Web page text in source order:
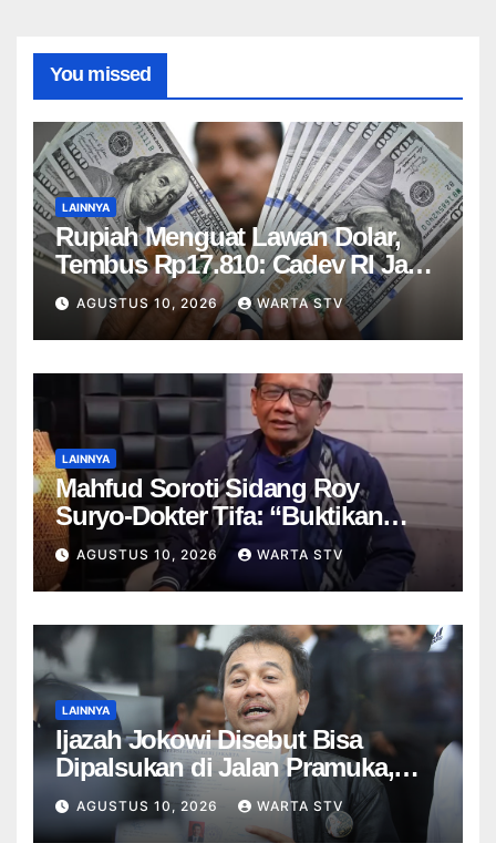
You missed
LAINNYA
Rupiah Menguat Lawan Dolar,
Tembus Rp17.810: Cadev RI Jadi
Penopang
AGUSTUS 10, 2026 WARTA STV
LAINNYA
Mahfud Soroti Sidang Roy
Suryo-Dokter Tifa: “Buktikan
Dulu Ijazah Jokowi Asli”
AGUSTUS 10, 2026 WARTA STV
LAINNYA
Ijazah Jokowi Disebut Bisa
Dipalsukan di Jalan Pramuka,
UGM: Tak Ada Laporan!
AGUSTUS 10, 2026 WARTA STV